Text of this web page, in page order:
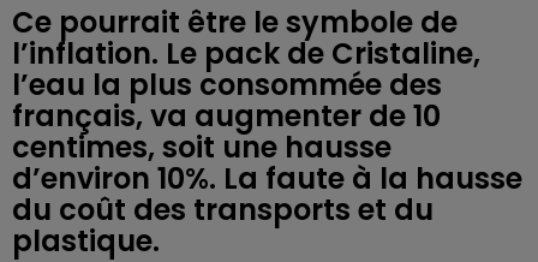
Ce pourrait être le symbole de
l’inflation. Le pack de Cristaline,
l’eau la plus consommée des
français, va augmenter de 10
centimes, soit une hausse
d’environ 10%. La faute à la hausse
du coût des transports et du
plastique.